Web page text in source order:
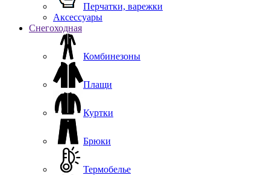
Перчатки, варежки
Аксессуары
Снегоходная
Комбинезоны
Плащи
Куртки
Брюки
Термобелье